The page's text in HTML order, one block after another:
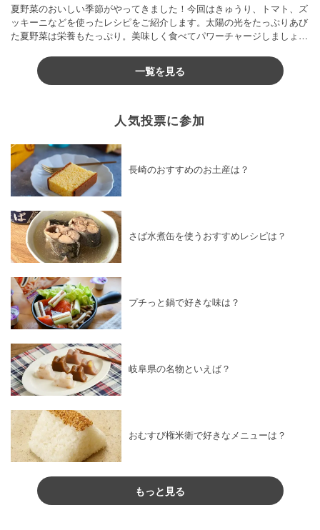
夏野菜のおいしい季節がやってきました！今回はきゅうり、トマト、ズ
ッキーニなどを使ったレシピをご紹介します。太陽の光をたっぷりあび
た夏野菜は栄養もたっぷり。美味しく食べてパワーチャージしましょう
一覧を見る
人気投票に参加
長崎のおすすめのお土産は？
さば水煮缶を使うおすすめレシピは？
プチっと鍋で好きな味は？
岐阜県の名物といえば？
おむすび権米衛で好きなメニューは？
もっと見る